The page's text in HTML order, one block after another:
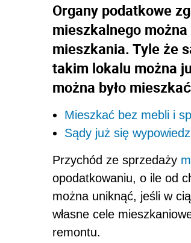
Organy podatkowe
mieszkalnego
mieszkania. Tyle że
takim lokalu można
można było
Mieszkać bez mebli i
Sądy już się
Przychód ze sprzedaży
opodatkowaniu, o ile od
można uniknąć, jeśli w
własne cele
remontu.